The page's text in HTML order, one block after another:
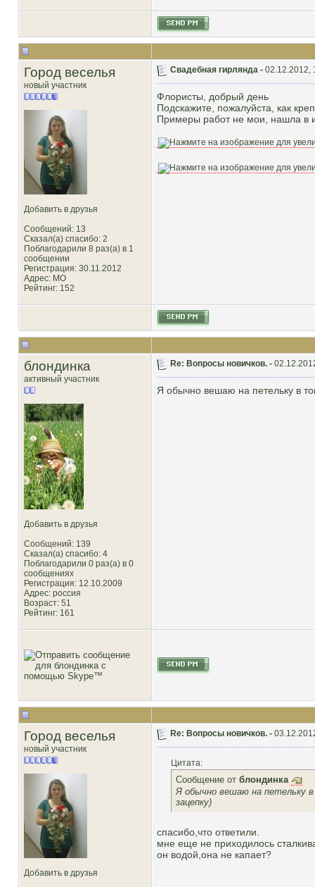
Город веселья
новый участник
Добавить в друзья
Сообщений: 13
Сказал(а) спасибо: 2
Поблагодарили 8 раз(а) в 1
сообщении
Регистрация: 30.11.2012
Адрес: МО
Рейтинг: 152
Свадебная гирлянда - 02.12.2012,
Флористы, добрый день
Подскажите, пожалуйста, как
Примеры работ не мои, нашла в
блондинка
активный участник
Добавить в друзья
Сообщений: 139
Сказал(а) спасибо: 4
Поблагодарили 0 раз(а) в 0
сообщениях
Регистрация: 12.10.2009
Адрес: россия
Возраст: 51
Рейтинг: 161
Re: Вопросы новичков. -
Я обычно вешаю на петельку в
Город веселья
новый участник
Добавить в друзья
Re: Вопросы новичков. -
Цитата:
Сообщение от блондинка
Я обычно вешаю на петельку
зацепку)
спасибо,что ответили.
мне еще не приходилось
он водой,она не капает?